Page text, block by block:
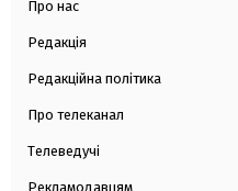
Про нас
Редакція
Редакційна політика
Про телеканал
Телеведучі
Рекламодавцям